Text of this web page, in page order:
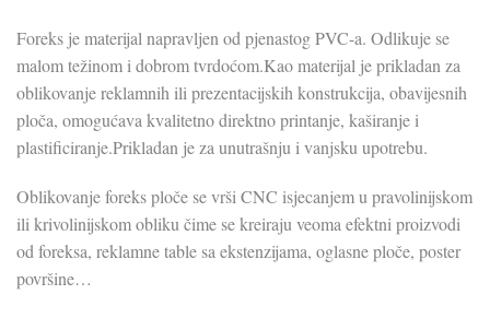
Foreks je materijal napravljen od pjenastog PVC-a. Odlikuje se
malom težinom i dobrom tvrdoćom.Kao materijal je prikladan za
oblikovanje reklamnih ili prezentacijskih konstrukcija, obavijesnih
ploča, omogućava kvalitetno direktno printanje, kaširanje i
plastificiranje.Prikladan je za unutrašnju i vanjsku upotrebu.
Oblikovanje foreks ploče se vrši CNC isjecanjem u pravolinijskom
ili krivolinijskom obliku čime se kreiraju veoma efektni proizvodi
od foreksa, reklamne table sa ekstenzijama, oglasne ploče, poster
površine…